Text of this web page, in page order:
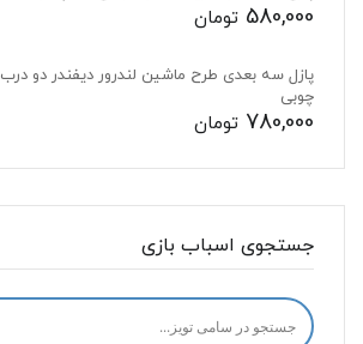
580,000 تومان
پازل سه بعدی طرح ماشین لندرور دیفندر دو درب
چوبی
780,000 تومان
جستجوی اسباب بازی